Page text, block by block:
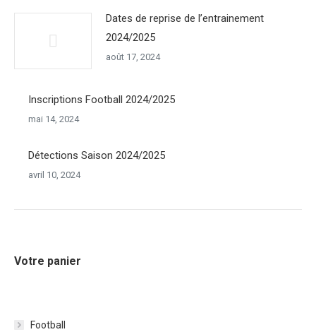
Dates de reprise de l’entrainement
2024/2025
août 17, 2024
Inscriptions Football 2024/2025
mai 14, 2024
Détections Saison 2024/2025
avril 10, 2024
Votre panier
Football